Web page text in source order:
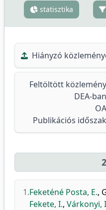
statisztika
Hiányzó
Feltöltött
DEA-
Publikációs
1.Feketéné Posta, E.,
Fekete, I., Várkonyi,